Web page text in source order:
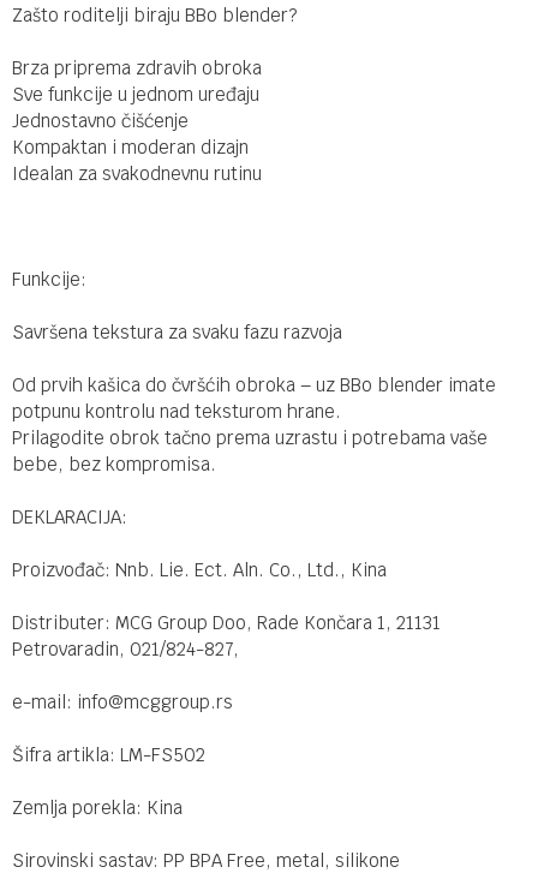
Zašto roditelji biraju BBo blender?
Brza priprema zdravih obroka
Sve funkcije u jednom uređaju
Jednostavno čišćenje
Kompaktan i moderan dizajn
Idealan za svakodnevnu rutinu
Funkcije:
Savršena tekstura za svaku fazu razvoja
Od prvih kašica do čvršćih obroka – uz BBo blender imate
potpunu kontrolu nad teksturom hrane.
Prilagodite obrok tačno prema uzrastu i potrebama vaše
bebe, bez kompromisa.
DEKLARACIJA:
Proizvođač: Nnb. Lie. Ect. Aln. Co., Ltd., Kina
Distributer: MCG Group Doo, Rade Končara 1, 21131
Petrovaradin, 021/824-827,
e-mail: info@mcggroup.rs
Šifra artikla: LM-FS502
Zemlja porekla: Kina
Sirovinski sastav: PP BPA Free, metal, silikone